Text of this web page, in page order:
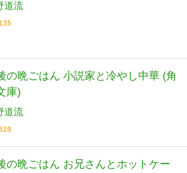
道流
の晩ごはん 小説家と冷やし中華 (角
庫)
道流
の晩ごはん お兄さんとホットケー